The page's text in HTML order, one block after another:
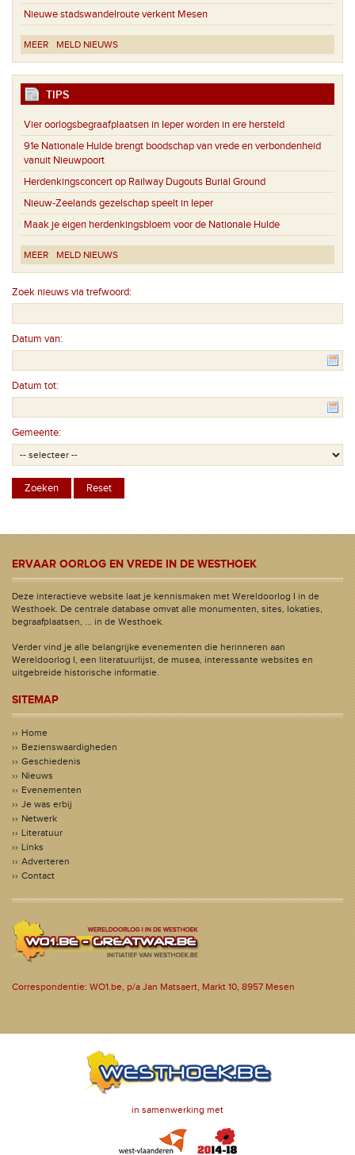
Nieuwe stadswandelroute verkent Mesen
MEER MELD NIEUWS
TIPS
Vier oorlogsbegraafplaatsen in Ieper worden in ere hersteld
91e Nationale Hulde brengt boodschap van vrede en verbondenheid
vanuit Nieuwpoort
Herdenkingsconcert op Railway Dugouts Burial Ground
Nieuw-Zeelands gezelschap speelt in Ieper
Maak je eigen herdenkingsbloem voor de Nationale Hulde
MEER MELD NIEUWS
Zoek nieuws via trefwoord:
Datum van:
Datum tot:
Gemeente:
ERVAAR OORLOG EN VREDE IN DE WESTHOEK
Deze interactieve website laat je kennismaken met Wereldoorlog I in de
Westhoek. De centrale database omvat alle monumenten, sites, lokaties,
begraafplaatsen, ... in de Westhoek.
Verder vind je alle belangrijke evenementen die herinneren aan
Wereldoorlog I, een literatuurlijst, de musea, interessante websites en
uitgebreide historische informatie.
SITEMAP
Home
Bezienswaardigheden
Geschiedenis
Nieuws
Evenementen
Je was erbij
Netwerk
Literatuur
Links
Adverteren
Contact
Correspondentie: WO1.be, p/a Jan Matsaert, Markt 10, 8957 Mesen
in samenwerking met